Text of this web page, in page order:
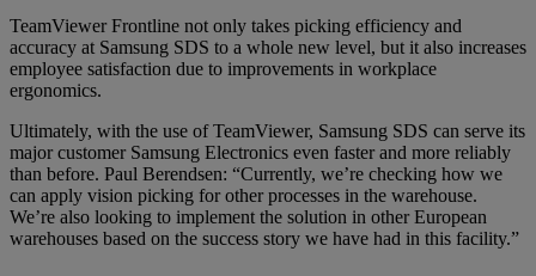
TeamViewer Frontline not only takes picking efficiency and
accuracy at Samsung SDS to a whole new level, but it also increases
employee satisfaction due to improvements in workplace
ergonomics.
Ultimately, with the use of TeamViewer, Samsung SDS can serve its
major customer Samsung Electronics even faster and more reliably
than before. Paul Berendsen: “Currently, we’re checking how we
can apply vision picking for other processes in the warehouse.
We’re also looking to implement the solution in other European
warehouses based on the success story we have had in this facility.”